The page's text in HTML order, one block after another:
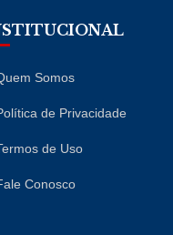
Somos
de Privacidade
de Uso
Conosco